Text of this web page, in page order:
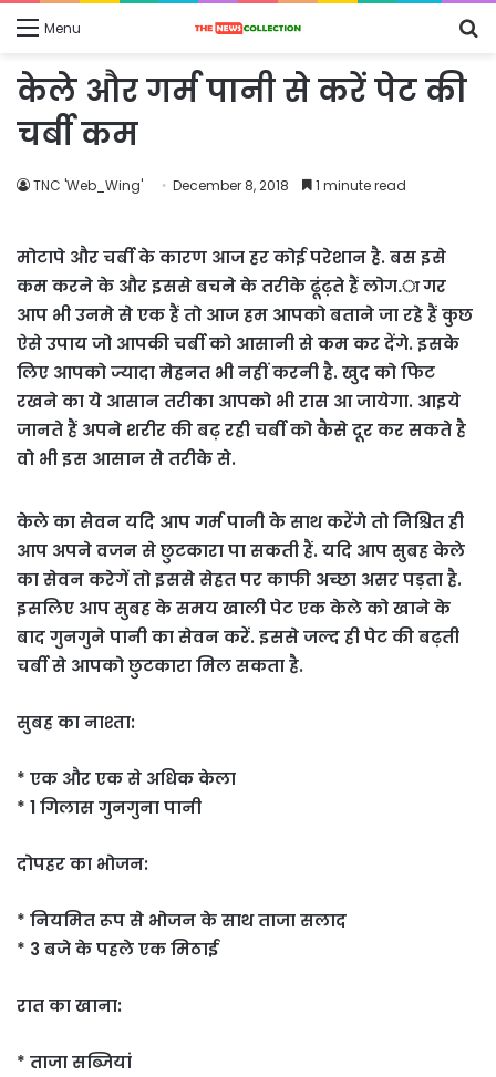
Menu
केले और गर्म पानी से करें पेट की
चर्बी कम
TNC 'Web_Wing' December 8, 2018 1 minute read
मोटापे और चर्बी के कारण आज हर कोई परेशान है. बस इसे
कम करने के और इससे बचने के तरीके ढूंढ़ते हैं लोग.ा गर
आप भी उनमे से एक हैं तो आज हम आपको बताने जा रहे हैं कुछ
ऐसे उपाय जो आपकी चर्बी को आसानी से कम कर देंगे. इसके
लिए आपको ज्यादा मेहनत भी नहीं करनी है. खुद को फिट
रखने का ये आसान तरीका आपको भी रास आ जायेगा. आइये
जानते हैं अपने शरीर की बढ़ रही चर्बी को कैसे दूर कर सकते है
वो भी इस आसान से तरीके से.
केले का सेवन यदि आप गर्म पानी के साथ करेंगे तो निश्चित ही
आप अपने वजन से छुटकारा पा सकती हैं. यदि आप सुबह केले
का सेवन करेगें तो इससे सेहत पर काफी अच्छा असर पड़ता है.
इसलिए आप सुबह के समय खाली पेट एक केले को खाने के
बाद गुनगुने पानी का सेवन करें. इससे जल्द ही पेट की बढ़ती
चर्बी से आपको छुटकारा मिल सकता है.
सुबह का नाश्ता:
* एक और एक से अधिक केला
* 1 गिलास गुनगुना पानी
दोपहर का भोजन:
* नियमित रूप से भोजन के साथ ताजा सलाद
* 3 बजे के पहले एक मिठाई
रात का खाना:
* ताजा सब्जियां